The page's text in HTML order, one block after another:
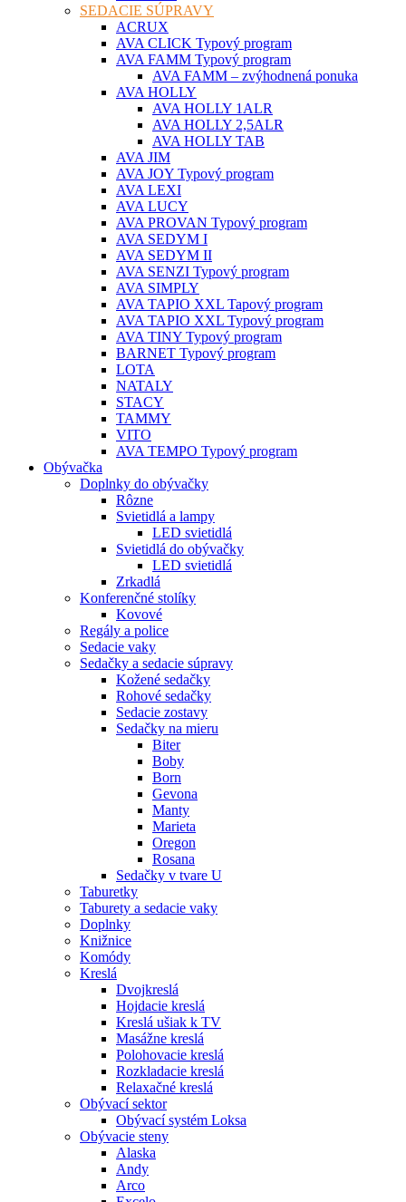
SEDACIE SÚPRAVY
ACRUX
AVA CLICK Typový program
AVA FAMM Typový program
AVA FAMM – zvýhodnená ponuka
AVA HOLLY
AVA HOLLY 1ALR
AVA HOLLY 2,5ALR
AVA HOLLY TAB
AVA JIM
AVA JOY Typový program
AVA LEXI
AVA LUCY
AVA PROVAN Typový program
AVA SEDYM I
AVA SEDYM II
AVA SENZI Typový program
AVA SIMPLY
AVA TAPIO XXL Tapový program
AVA TAPIO XXL Typový program
AVA TINY Typový program
BARNET Typový program
LOTA
NATALY
STACY
TAMMY
VITO
AVA TEMPO Typový program
Obývačka
Doplnky do obývačky
Rôzne
Svietidlá a lampy
LED svietidlá
Svietidlá do obývačky
LED svietidlá
Zrkadlá
Konferenčné stolíky
Kovové
Regály a police
Sedacie vaky
Sedačky a sedacie súpravy
Kožené sedačky
Rohové sedačky
Sedacie zostavy
Sedačky na mieru
Biter
Boby
Born
Gevona
Manty
Marieta
Oregon
Rosana
Sedačky v tvare U
Taburetky
Taburety a sedacie vaky
Doplnky
Knižnice
Komódy
Kreslá
Dvojkreslá
Hojdacie kreslá
Kreslá ušiak k TV
Masážne kreslá
Polohovacie kreslá
Rozkladacie kreslá
Relaxačné kreslá
Obývací sektor
Obývací systém Loksa
Obývacie steny
Alaska
Andy
Arco